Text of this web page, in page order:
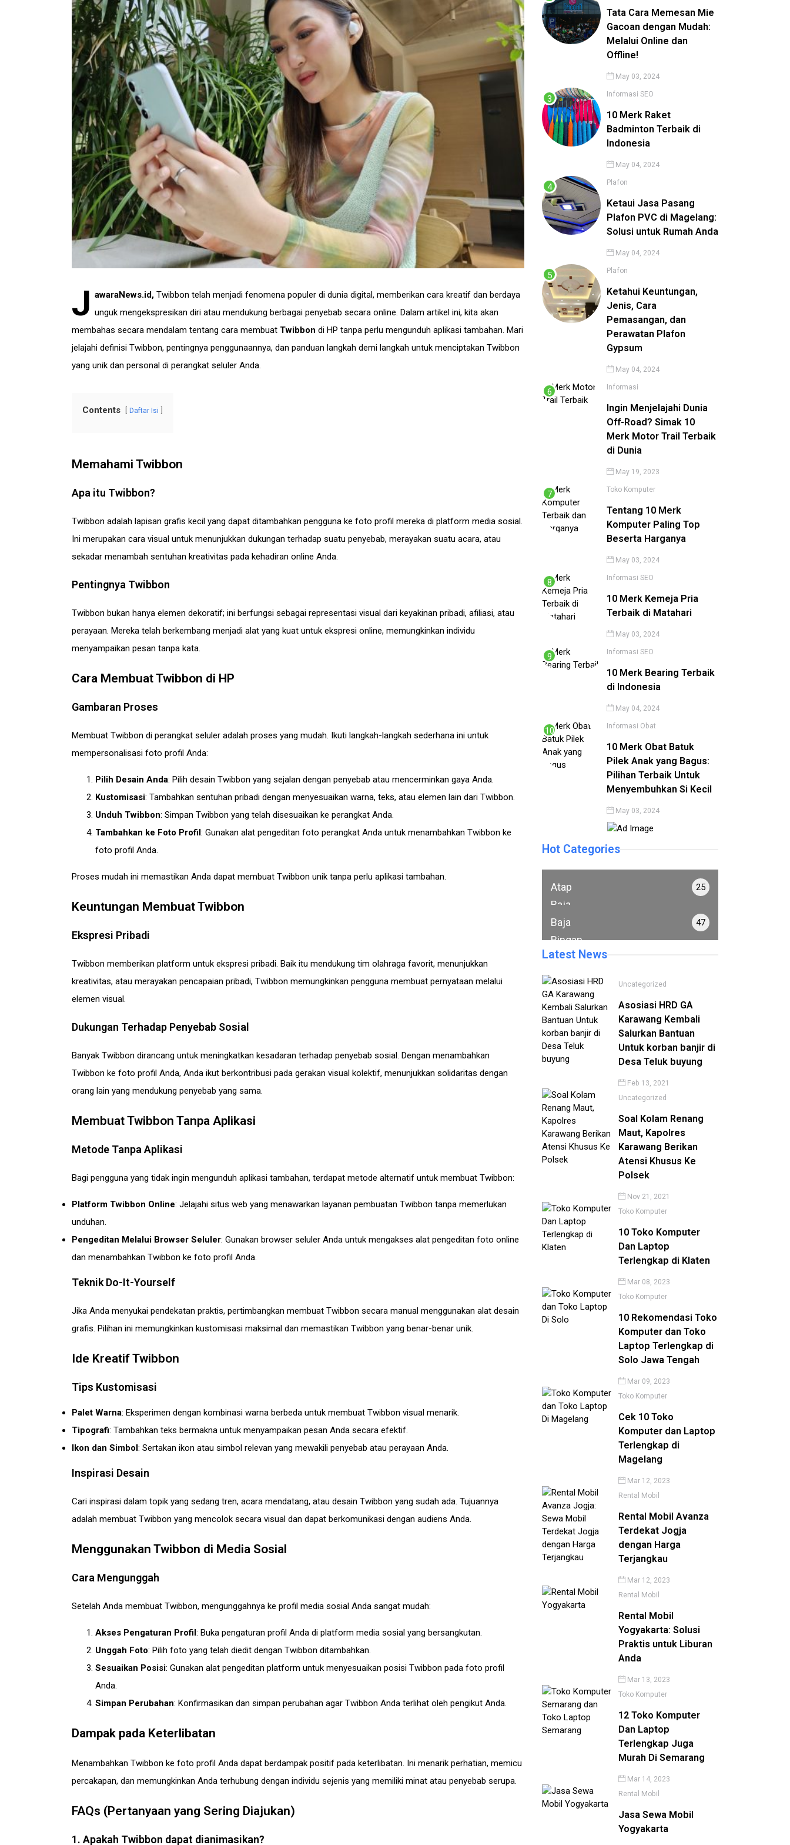
J awaraNews.id, Twibbon telah menjadi fenomena populer di dunia digital, memberikan cara kreatif dan berdaya
unguk mengekspresikan diri atau mendukung berbagai penyebab secara online. Dalam artikel ini, kita akan
membahas secara mendalam tentang cara membuat Twibbon di HP tanpa perlu mengunduh aplikasi tambahan. Mari
jelajahi definisi Twibbon, pentingnya penggunaannya, dan panduan langkah demi langkah untuk menciptakan Twibbon
yang unik dan personal di perangkat seluler Anda.
Contents Daftar Isi
Memahami Twibbon
Apa itu Twibbon?
Twibbon adalah lapisan grafis kecil yang dapat ditambahkan pengguna ke foto profil mereka di platform media sosial.
Ini merupakan cara visual untuk menunjukkan dukungan terhadap suatu penyebab, merayakan suatu acara, atau
sekadar menambah sentuhan kreativitas pada kehadiran online Anda.
Pentingnya Twibbon
Twibbon bukan hanya elemen dekoratif; ini berfungsi sebagai representasi visual dari keyakinan pribadi, afiliasi, atau
perayaan. Mereka telah berkembang menjadi alat yang kuat untuk ekspresi online, memungkinkan individu
menyampaikan pesan tanpa kata.
Cara Membuat Twibbon di HP
Gambaran Proses
Membuat Twibbon di perangkat seluler adalah proses yang mudah. Ikuti langkah-langkah sederhana ini untuk
mempersonalisasi foto profil Anda:
Pilih Desain Anda: Pilih desain Twibbon yang sejalan dengan penyebab atau mencerminkan gaya Anda.
Kustomisasi: Tambahkan sentuhan pribadi dengan menyesuaikan warna, teks, atau elemen lain dari Twibbon.
Unduh Twibbon: Simpan Twibbon yang telah disesuaikan ke perangkat Anda.
Tambahkan ke Foto Profil: Gunakan alat pengeditan foto perangkat Anda untuk menambahkan Twibbon ke
foto profil Anda.
Proses mudah ini memastikan Anda dapat membuat Twibbon unik tanpa perlu aplikasi tambahan.
Keuntungan Membuat Twibbon
Ekspresi Pribadi
Twibbon memberikan platform untuk ekspresi pribadi. Baik itu mendukung tim olahraga favorit, menunjukkan
kreativitas, atau merayakan pencapaian pribadi, Twibbon memungkinkan pengguna membuat pernyataan melalui
elemen visual.
Dukungan Terhadap Penyebab Sosial
Banyak Twibbon dirancang untuk meningkatkan kesadaran terhadap penyebab sosial. Dengan menambahkan
Twibbon ke foto profil Anda, Anda ikut berkontribusi pada gerakan visual kolektif, menunjukkan solidaritas dengan
orang lain yang mendukung penyebab yang sama.
Membuat Twibbon Tanpa Aplikasi
Metode Tanpa Aplikasi
Bagi pengguna yang tidak ingin mengunduh aplikasi tambahan, terdapat metode alternatif untuk membuat Twibbon:
Platform Twibbon Online: Jelajahi situs web yang menawarkan layanan pembuatan Twibbon tanpa memerlukan
unduhan.
Pengeditan Melalui Browser Seluler: Gunakan browser seluler Anda untuk mengakses alat pengeditan foto online
dan menambahkan Twibbon ke foto profil Anda.
Teknik Do-It-Yourself
Jika Anda menyukai pendekatan praktis, pertimbangkan membuat Twibbon secara manual menggunakan alat desain
grafis. Pilihan ini memungkinkan kustomisasi maksimal dan memastikan Twibbon yang benar-benar unik.
Ide Kreatif Twibbon
Tips Kustomisasi
Palet Warna: Eksperimen dengan kombinasi warna berbeda untuk membuat Twibbon visual menarik.
Tipografi: Tambahkan teks bermakna untuk menyampaikan pesan Anda secara efektif.
Ikon dan Simbol: Sertakan ikon atau simbol relevan yang mewakili penyebab atau perayaan Anda.
Inspirasi Desain
Cari inspirasi dalam topik yang sedang tren, acara mendatang, atau desain Twibbon yang sudah ada. Tujuannya
adalah membuat Twibbon yang mencolok secara visual dan dapat berkomunikasi dengan audiens Anda.
Menggunakan Twibbon di Media Sosial
Cara Mengunggah
Setelah Anda membuat Twibbon, mengunggahnya ke profil media sosial Anda sangat mudah:
Akses Pengaturan Profil: Buka pengaturan profil Anda di platform media sosial yang bersangkutan.
Unggah Foto: Pilih foto yang telah diedit dengan Twibbon ditambahkan.
Sesuaikan Posisi: Gunakan alat pengeditan platform untuk menyesuaikan posisi Twibbon pada foto profil
Anda.
Simpan Perubahan: Konfirmasikan dan simpan perubahan agar Twibbon Anda terlihat oleh pengikut Anda.
Dampak pada Keterlibatan
Menambahkan Twibbon ke foto profil Anda dapat berdampak positif pada keterlibatan. Ini menarik perhatian, memicu
percakapan, dan memungkinkan Anda terhubung dengan individu sejenis yang memiliki minat atau penyebab serupa.
FAQs (Pertanyaan yang Sering Diajukan)
1. Apakah Twibbon dapat dianimasikan?
Tata Cara Memesan Mie
Gacoan dengan Mudah:
Melalui Online dan
Offline!
May 03, 2024
Informasi SEO
10 Merk Raket
Badminton Terbaik di
Indonesia
May 04, 2024
Plafon
Ketaui Jasa Pasang
Plafon PVC di Magelang:
Solusi untuk Rumah Anda
May 04, 2024
Plafon
Ketahui Keuntungan,
Jenis, Cara
Pemasangan, dan
Perawatan Plafon
Gypsum
May 04, 2024
Informasi
Ingin Menjelajahi Dunia
Off-Road? Simak 10
Merk Motor Trail Terbaik
di Dunia
May 19, 2023
Toko Komputer
Tentang 10 Merk
Komputer Paling Top
Beserta Harganya
May 03, 2024
Informasi SEO
10 Merk Kemeja Pria
Terbaik di Matahari
May 03, 2024
Informasi SEO
10 Merk Bearing Terbaik
di Indonesia
May 04, 2024
Informasi Obat
10 Merk Obat Batuk
Pilek Anak yang Bagus:
Pilihan Terbaik Untuk
Menyembuhkan Si Kecil
May 03, 2024
Hot Categories
Atap
Baja
Ringan
25
Baja
Ringan
47
Latest News
Uncategorized
Asosiasi HRD GA
Karawang Kembali
Salurkan Bantuan
Untuk korban banjir di
Desa Teluk buyung
Feb 13, 2021
Uncategorized
Soal Kolam Renang
Maut, Kapolres
Karawang Berikan
Atensi Khusus Ke
Polsek
Nov 21, 2021
Toko Komputer
10 Toko Komputer
Dan Laptop
Terlengkap di Klaten
Mar 08, 2023
Toko Komputer
10 Rekomendasi Toko
Komputer dan Toko
Laptop Terlengkap di
Solo Jawa Tengah
Mar 09, 2023
Toko Komputer
Cek 10 Toko
Komputer dan Laptop
Terlengkap di
Magelang
Mar 12, 2023
Rental Mobil
Rental Mobil Avanza
Terdekat Jogja
dengan Harga
Terjangkau
Mar 12, 2023
Rental Mobil
Rental Mobil
Yogyakarta: Solusi
Praktis untuk Liburan
Anda
Mar 13, 2023
Toko Komputer
12 Toko Komputer
Dan Laptop
Terlengkap Juga
Murah Di Semarang
Mar 14, 2023
Rental Mobil
Jasa Sewa Mobil
Yogyakarta